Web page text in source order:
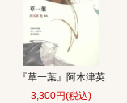
『草一葉』阿木津英
3,300円(税込)